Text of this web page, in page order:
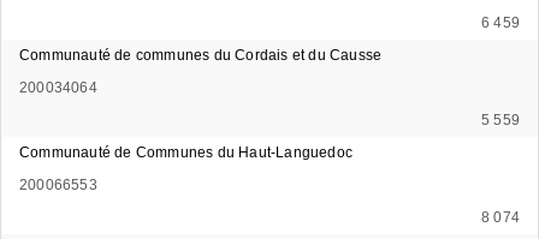
6 459
Communauté de communes du Cordais et du Causse
200034064
5 559
Communauté de Communes du Haut-Languedoc
200066553
8 074